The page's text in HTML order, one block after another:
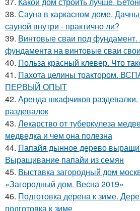
38. Сауна в каркасном доме.
сауной внутри - практично ли?
39. Винтовые сваи под фундамент.
фундамента на винтовые сваи
40. Польза красный клевер. Что
41. Пахота целины трактором.
ПЕРВЫЙ ОПЫТ
42. Аренда шкафчиков
раздевалок
43. Лекарство от туберкулеза
медведка и чем она полезна
44. Папайя дынное дерево
Выращивание папайи из семян
45. Выставка загородный дом
«Загородный дом. Весна 2019»
46. Подготовка дерена к зиме.
подготовка к зиме